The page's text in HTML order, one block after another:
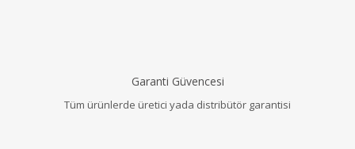
Garanti Güvencesi
Tüm ürünlerde üretici yada distribütör garantisi